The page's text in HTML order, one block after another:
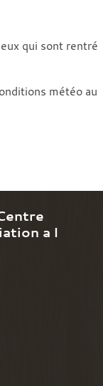
qui sont rentré
météo au
a l